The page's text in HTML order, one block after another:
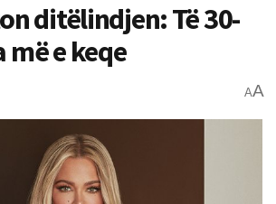
ditëlindjen: Të 30-
e keqe
AA